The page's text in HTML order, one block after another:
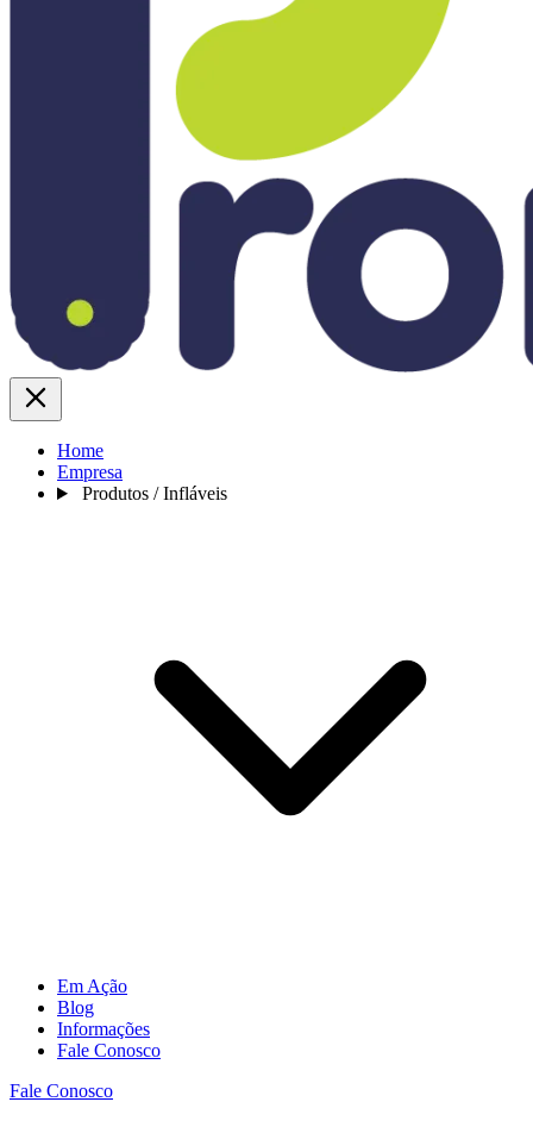
Home
Empresa
Produtos / Infláveis
Em Ação
Blog
Informações
Fale Conosco
Fale Conosco